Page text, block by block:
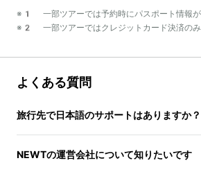
※1 一部ツアーでは予約時にパスポート情報が
※2 一部ツアーではクレジットカード決済のみ
よくある質問
旅行先で日本語のサポートはありますか？
NEWTの運営会社について知りたいです